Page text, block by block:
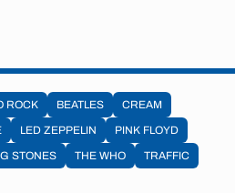
ROCK BEATLES
CREAM
LED ZEPPELIN
PINK FLOYD
STONES THE WHO
TRAFFIC